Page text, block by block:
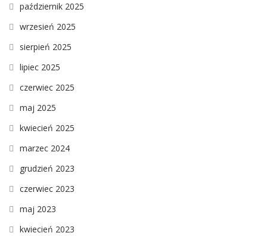
październik 2025
wrzesień 2025
sierpień 2025
lipiec 2025
czerwiec 2025
maj 2025
kwiecień 2025
marzec 2024
grudzień 2023
czerwiec 2023
maj 2023
kwiecień 2023